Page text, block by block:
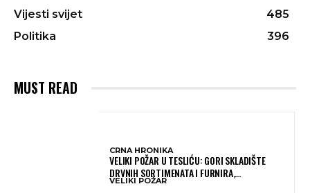
Vijesti svijet
485
Politika
396
MUST READ
CRNA HRONIKA
VELIKI POŽAR U TESLIĆU: GORI SKLADIŠTE
DRVNIH SORTIMENATA I FURNIRA,
VATROGASCIMA STIŽE POMOĆ IZ VIŠE GRADOVA
VELIKI POŽAR